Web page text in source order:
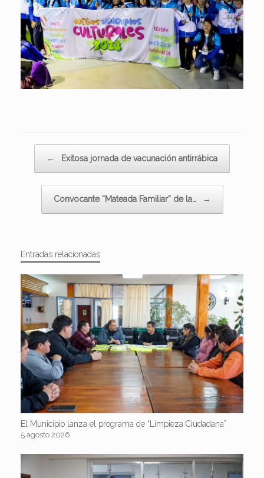
← Exitosa jornada de vacunación antirrábica
Convocante “Mateada Familiar” de la… →
Entradas relacionadas
El Municipio lanza el programa de “Limpieza Ciudadana”
5 agosto 2026